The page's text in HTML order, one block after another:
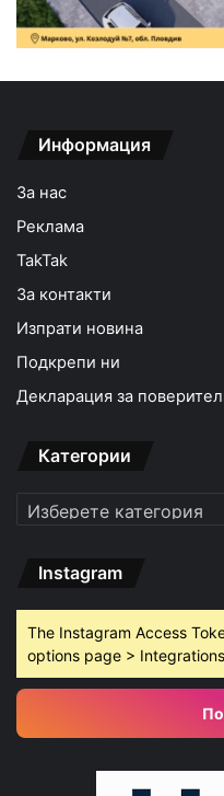
Информация
За нас
Реклама
TakTak
За контакти
Изпрати новина
Подкрепи ни
Декларация за
Категории
Категории
Instagram
The Instagram Access
options page >